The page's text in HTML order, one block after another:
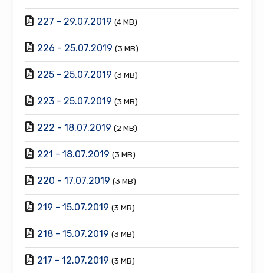
227 - 29.07.2019 (4 MB)
226 - 25.07.2019 (3 MB)
225 - 25.07.2019 (3 MB)
223 - 25.07.2019 (3 MB)
222 - 18.07.2019 (2 MB)
221 - 18.07.2019 (3 MB)
220 - 17.07.2019 (3 MB)
219 - 15.07.2019 (3 MB)
218 - 15.07.2019 (3 MB)
217 - 12.07.2019 (3 MB)